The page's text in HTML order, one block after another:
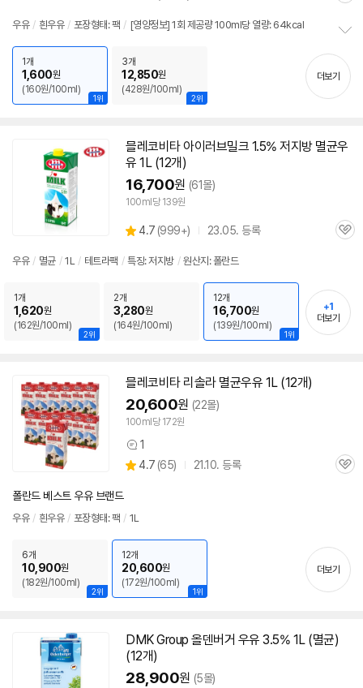
점
리
우유 / 흰우유 / 포장형태: 팩 / [영양정보] 1회 제공량 100ml당 열량: 64kcal
펼
치
1위
1개
1,600원
(160원/100ml)
2위
3개
12,850원
(428원/100ml)
더보기
믈레코비타 아이러브밀크 1.5% 저지방 멸균우
유 1L (12개)
16,700원 (61몰)
100ml당 139원
별
점
4.7 (상
리
999+) 23.05. 등록
관
우유 / 멸균 / 1L / 테트라팩 / 특징: 저지방 / 원산지: 폴란드
2위
1개
1,620원
(162원/100ml)
2개
3,280원
(164원/100ml)
1위
12개
16,700원
(139원/100ml)
+1
더보기
믈레코비타 리솔라 멸균우유 1L (12개)
20,600원 (22몰)
100ml당 172원
상
품
1
별
4.7 (상
65) 21.10. 등록
관
폴란드 베스트 우유 브랜드
우유 / 흰우유 / 포장형태: 팩 / 1L
2위
6개
10,900원
(182원/100ml)
1위
12개
20,600원
(172원/100ml)
더보기
DMK Group 올덴버거 우유 3.5% 1L (멸균)
(12개)
28,900원 (5몰)